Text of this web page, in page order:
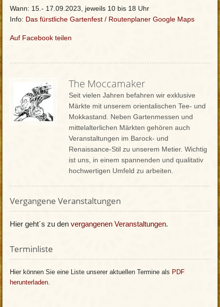
Wann: 15.- 17.09.2023, jeweils 10 bis 18 Uhr
Info: Das fürstliche Gartenfest / Routenplaner Google Maps
Auf Facebook teilen
The Moccamaker
Seit vielen Jahren befahren wir exklusive
Märkte mit unserem orientalischen Tee- und
Mokkastand. Neben Gartenmessen und
mittelalterlichen Märkten gehören auch
Veranstaltungen im Barock- und
Renaissance-Stil zu unserem Metier. Wichtig
ist uns, in einem spannenden und qualitativ
hochwertigen Umfeld zu arbeiten.
Vergangene Veranstaltungen
Hier geht´s zu den vergangenen Veranstaltungen.
Terminliste
Hier können Sie eine Liste unserer aktuellen Termine als PDF
herunterladen.